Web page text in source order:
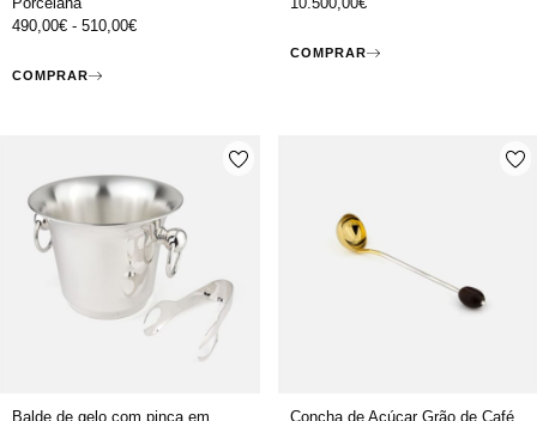
490,00€ - 510,00€
COMPRAR
COMPRAR
Balde de gelo com pinça em
Concha de Açúcar Grão de Café